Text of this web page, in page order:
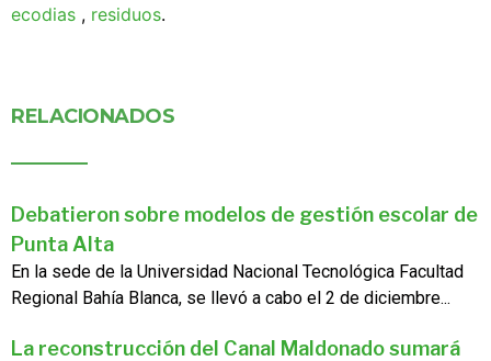
ecodias , residuos.
RELACIONADOS
Debatieron sobre modelos de gestión escolar de
Punta Alta
En la sede de la Universidad Nacional Tecnológica Facultad
Regional Bahía Blanca, se llevó a cabo el 2 de diciembre...
La reconstrucción del Canal Maldonado sumará